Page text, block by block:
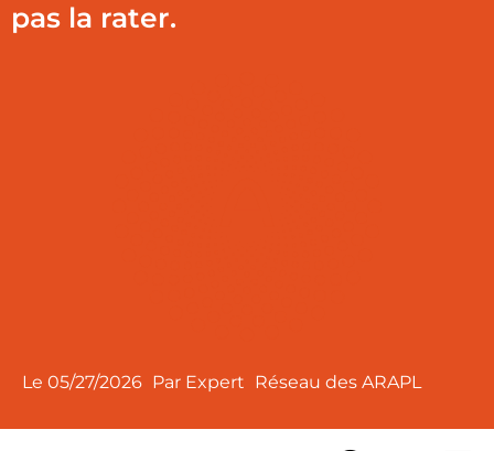
pas la rater.
Le 05/27/2026 Par Expert Réseau des ARAPL